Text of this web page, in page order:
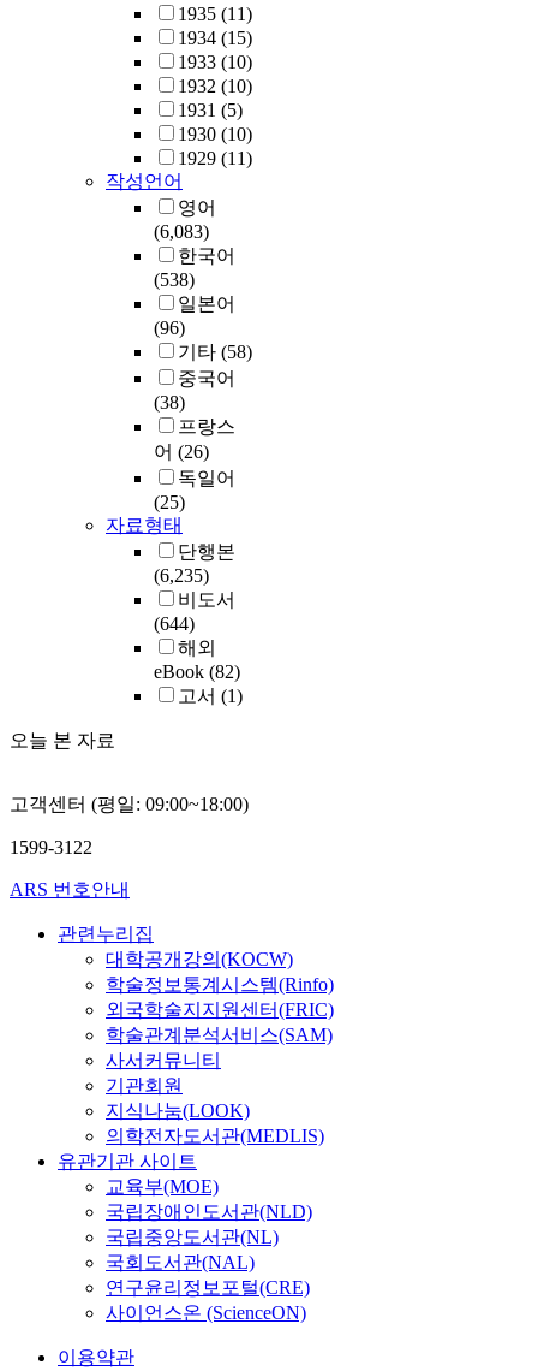
1935 (11)
1934 (15)
1933 (10)
1932 (10)
1931 (5)
1930 (10)
1929 (11)
작성언어
영어
(6,083)
한국어
(538)
일본어
(96)
기타 (58)
중국어
(38)
프랑스
어 (26)
독일어
(25)
자료형태
단행본
(6,235)
비도서
(644)
해외
eBook (82)
고서 (1)
오늘 본 자료
고객센터 (평일: 09:00~18:00)
1599-3122
ARS 번호안내
관련누리집
대학공개강의(KOCW)
학술정보통계시스템(Rinfo)
외국학술지지원센터(FRIC)
학술관계분석서비스(SAM)
사서커뮤니티
기관회원
지식나눔(LOOK)
의학전자도서관(MEDLIS)
유관기관 사이트
교육부(MOE)
국립장애인도서관(NLD)
국립중앙도서관(NL)
국회도서관(NAL)
연구윤리정보포털(CRE)
사이언스온 (ScienceON)
이용약관